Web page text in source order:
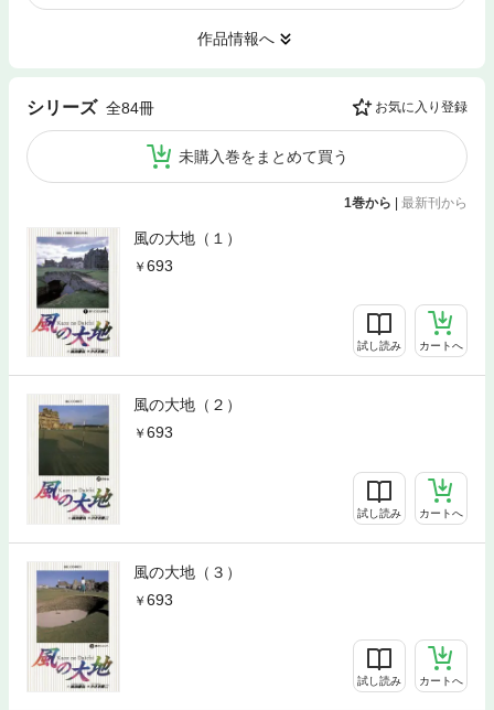
作品情報へ
シリーズ 全84冊 お気に入り登録
未購入巻をまとめて買う
1巻から | 最新刊から
風の大地（１）
693
試し読み カートへ
風の大地（２）
693
試し読み カートへ
風の大地（３）
693
試し読み カートへ